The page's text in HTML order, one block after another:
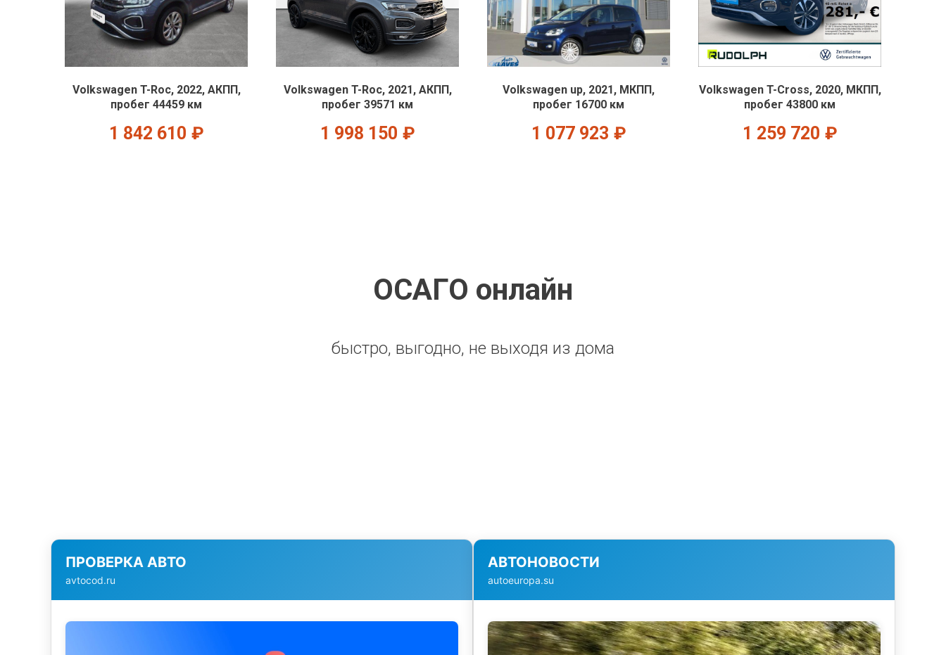
Volkswagen T-Roc, 2022, АКПП,
пробег 44459 км
1 842 610 ₽
Volkswagen T-Roc, 2021, АКПП,
пробег 39571 км
1 998 150 ₽
Volkswagen up, 2021, МКПП,
пробег 16700 км
1 077 923 ₽
Volkswagen T-Cross, 2020, МКПП,
пробег 43800 км
1 259 720 ₽
ОСАГО онлайн
быстро, выгодно, не выходя из дома
ПРОВЕРКА АВТО
avtocod.ru
АВТОНОВОСТИ
autoeuropa.su